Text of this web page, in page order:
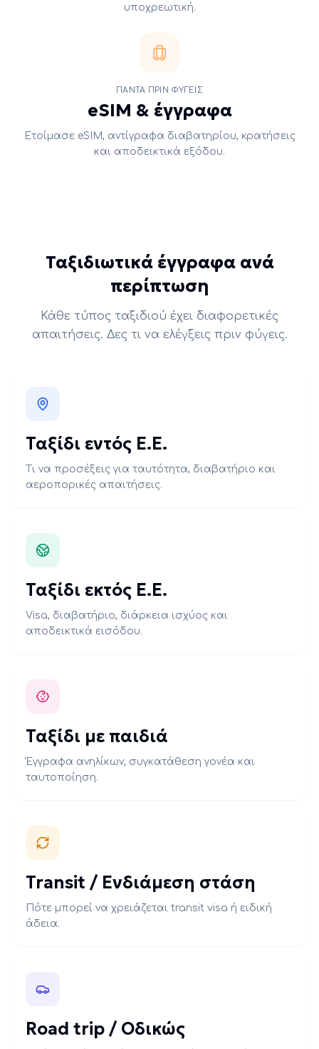
υποχρεωτική.
ΠΆΝΤΑ ΠΡΙΝ ΦΎΓΕΙΣ
eSIM & έγγραφα
Ετοίμασε eSIM, αντίγραφα διαβατηρίου, κρατήσεις
και αποδεικτικά εξόδου.
Ταξιδιωτικά έγγραφα ανά
περίπτωση
Κάθε τύπος ταξιδιού έχει διαφορετικές
απαιτήσεις. Δες τι να ελέγξεις πριν φύγεις.
Ταξίδι εντός Ε.Ε.
Τι να προσέξεις για ταυτότητα, διαβατήριο και
αεροπορικές απαιτήσεις.
Ταξίδι εκτός Ε.Ε.
Visa, διαβατήριο, διάρκεια ισχύος και
αποδεικτικά εισόδου.
Ταξίδι με παιδιά
Έγγραφα ανηλίκων, συγκατάθεση γονέα και
ταυτοποίηση.
Transit / Ενδιάμεση στάση
Πότε μπορεί να χρειάζεται transit visa ή ειδική
άδεια.
Road trip / Οδικώς